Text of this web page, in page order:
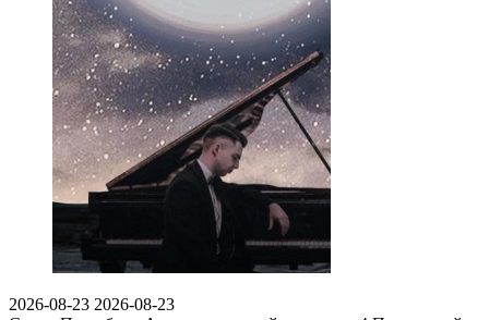
2026-08-23 2026-08-23